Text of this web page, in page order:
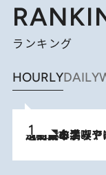
ランキング
HOURLYDAILY
2026.8.5
【西日本エリアを総まとめ】 47都道府県の手みやげ ひんやりスイーツで夏を満喫